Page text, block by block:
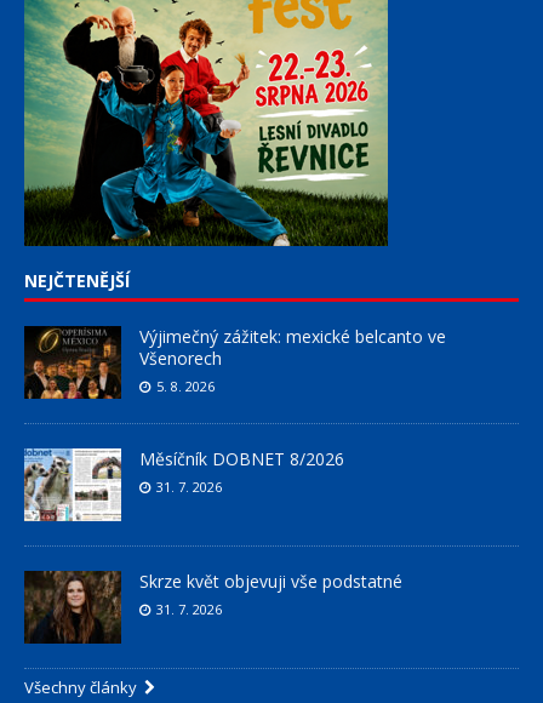
NEJČTENĚJŠÍ
Výjimečný zážitek: mexické belcanto ve
Všenorech
5. 8. 2026
Měsíčník DOBNET 8/2026
31. 7. 2026
Skrze květ objevuji vše podstatné
31. 7. 2026
Všechny články